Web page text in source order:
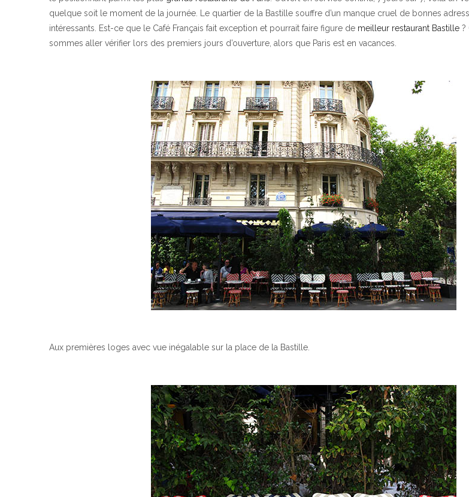
quelque soit le moment de la journée. Le quartier de la Bastille souffre d’un manque cruel de bonnes
intéressants. Est-ce que le Café Français fait exception et pourrait faire figure de meilleur restaurant Bastille ?
sommes aller vérifier lors des premiers jours d’ouverture, alors que Paris est en vacances.
Aux premières loges avec vue inégalable sur la place de la Bastille.